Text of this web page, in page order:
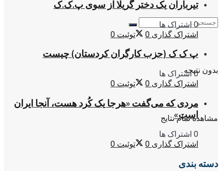
بدون نتیجه
مشاهده تمام نتایج
تیرباران یک دختر گریلا از سوی پ.ک.ک
0 اشتراک ها
اشتراک گذاری 0 توئیت 0
پ ک ک (حزب کارگران کردستان) چیست
0 اشتراک ها
اشتراک گذاری 0 توئیت 0
مردی که می‌گفت «هرجا یک کُرد هست، آنجا ایران
است»
0 اشتراک ها
اشتراک گذاری 0 توئیت 0
دسته بندی